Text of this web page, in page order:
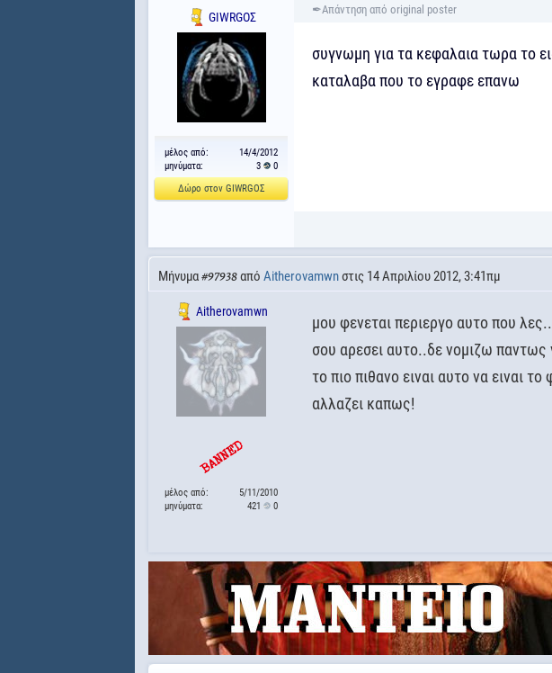
GΙWRGΟΣ
μέλος από:
14/4/2012
μηνύματα:
3
0
Δώρο στον GΙWRGΟΣ
συγνωμη για τα κεφαλαια τωρα το
καταλαβα που το εγραφε επανω
Μήνυμα #97938 από Aitherovamwnστις 14 Απριλίου 2012, 3:41πμ
Aitherovamwn
μέλος από:
5/11/2010
μηνύματα:
421 0
μου φενεται περιεργο αυτο που
σου αρεσει αυτο..δε νομιζω παντως
το πιο πιθανο ειναι αυτο να ειναι
αλλαζει καπως!